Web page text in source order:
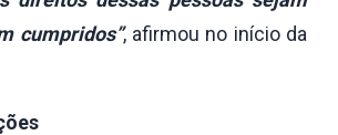
cumpridos”, afirmou no início da